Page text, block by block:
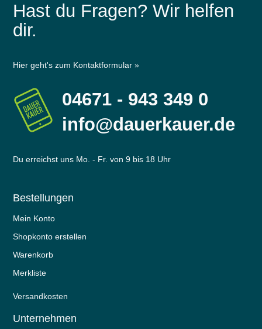
Hast du Fragen? Wir helfen
dir.
Hier geht's zum Kontaktformular »
04671 - 943 349 0
info@dauerkauer.de
Du erreichst uns Mo. - Fr. von 9 bis 18 Uhr
Bestellungen
Mein Konto
Shopkonto erstellen
Warenkorb
Merkliste
Versandkosten
Unternehmen